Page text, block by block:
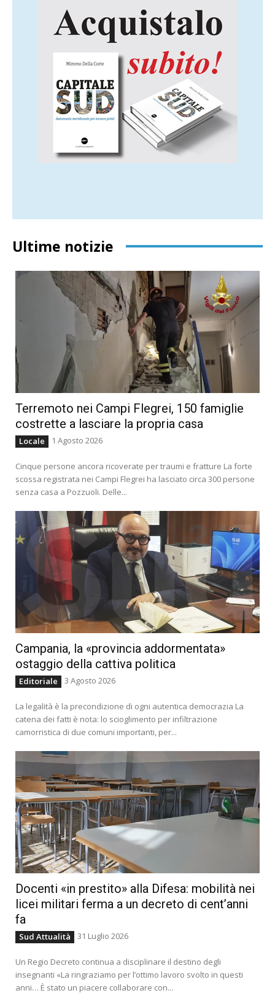
Ultime notizie
Terremoto nei Campi Flegrei, 150 famiglie
costrette a lasciare la propria casa
Locale 1 Agosto 2026
Cinque persone ancora ricoverate per traumi e fratture La forte
scossa registrata nei Campi Flegrei ha lasciato circa 300 persone
senza casa a Pozzuoli. Delle...
Campania, la «provincia addormentata»
ostaggio della cattiva politica
Editoriale 3 Agosto 2026
La legalità è la precondizione di ogni autentica democrazia La
catena dei fatti è nota: lo scioglimento per infiltrazione
camorristica di due comuni importanti, per...
Docenti «in prestito» alla Difesa: mobilità nei
licei militari ferma a un decreto di cent’anni
fa
Sud Attualità 31 Luglio 2026
Un Regio Decreto continua a disciplinare il destino degli
insegnanti «La ringraziamo per l’ottimo lavoro svolto in questi
anni… È stato un piacere collaborare con...